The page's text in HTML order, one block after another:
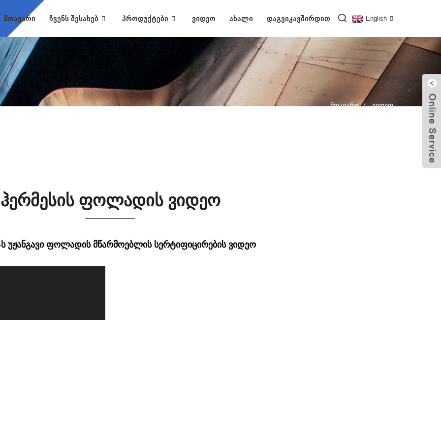
ᲛᲗᲐᲕᲐᲠᲘ ᲩᲕᲔᲜᲡ ᲨᲔᲡᲐᲮᲔᲑ ᲞᲠᲝᲓᲣᲥᲢᲔᲑᲘ ᲕᲘᲓᲔᲝ ᲐᲮᲐᲚᲘ ᲓᲐᲒᲕᲘᲙᲐᲕᲨᲘᲠᲓᲘᲗ English
Მთავარი Ვიდეო
ჰერმესის ფოლადის ვიდეო
ს უჟანგავი ფოლადის მწარმოებლის სერტიფიცირების ვიდეო